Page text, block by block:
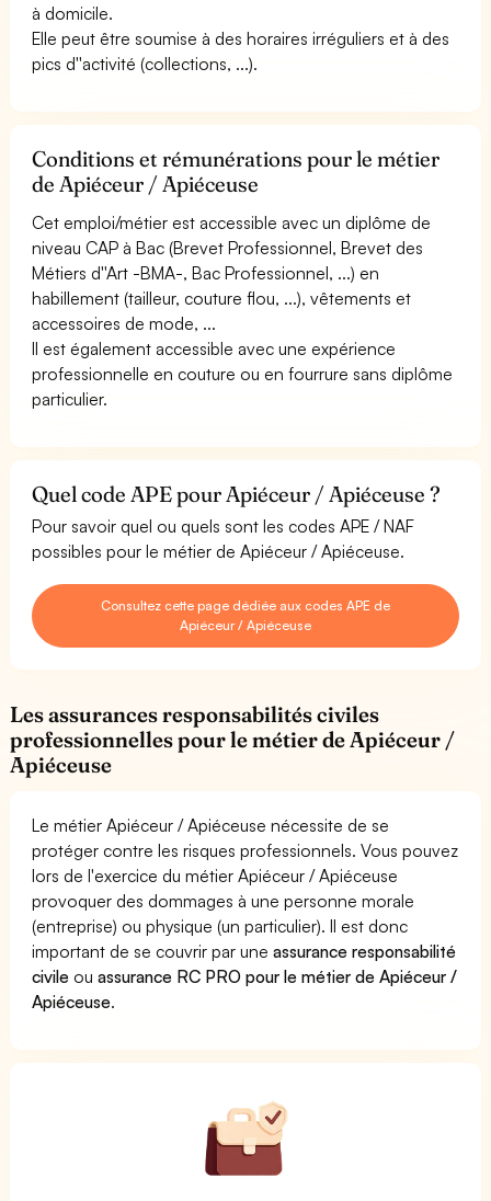
à domicile.
Elle peut être soumise à des horaires irréguliers et à des
pics d''activité (collections, ...).
Conditions et rémunérations pour le métier
de Apiéceur / Apiéceuse
Cet emploi/métier est accessible avec un diplôme de
niveau CAP à Bac (Brevet Professionnel, Brevet des
Métiers d''Art -BMA-, Bac Professionnel, ...) en
habillement (tailleur, couture flou, ...), vêtements et
accessoires de mode, ...
Il est également accessible avec une expérience
professionnelle en couture ou en fourrure sans diplôme
particulier.
Quel code APE pour Apiéceur / Apiéceuse ?
Pour savoir quel ou quels sont les codes APE / NAF
possibles pour le métier de Apiéceur / Apiéceuse.
Consultez cette page dédiée aux codes APE de
Apiéceur / Apiéceuse
Les assurances responsabilités civiles
professionnelles pour le métier de Apiéceur /
Apiéceuse
Le métier Apiéceur / Apiéceuse nécessite de se
protéger contre les risques professionnels. Vous pouvez
lors de l'exercice du métier Apiéceur / Apiéceuse
provoquer des dommages à une personne morale
(entreprise) ou physique (un particulier). Il est donc
important de se couvrir par uneassurance responsabilité
civile ouassurance RC PRO pour le métier de Apiéceur /
Apiéceuse.